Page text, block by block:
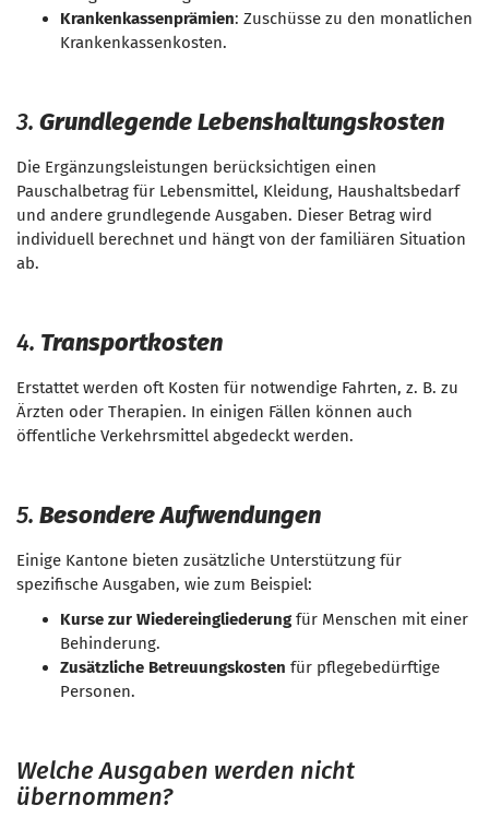
Krankenkassenprämien: Zuschüsse zu den monatlichen
Krankenkassenkosten.
3. Grundlegende Lebenshaltungskosten
Die Ergänzungsleistungen berücksichtigen einen
Pauschalbetrag für Lebensmittel, Kleidung, Haushaltsbedarf
und andere grundlegende Ausgaben. Dieser Betrag wird
individuell berechnet und hängt von der familiären Situation
ab.
4. Transportkosten
Erstattet werden oft Kosten für notwendige Fahrten, z. B. zu
Ärzten oder Therapien. In einigen Fällen können auch
öffentliche Verkehrsmittel abgedeckt werden.
5. Besondere Aufwendungen
Einige Kantone bieten zusätzliche Unterstützung für
spezifische Ausgaben, wie zum Beispiel:
Kurse zur Wiedereingliederungfür Menschen mit einer
Behinderung.
Zusätzliche Betreuungskosten für pflegebedürftige
Personen.
Welche Ausgaben werden nicht
übernommen?